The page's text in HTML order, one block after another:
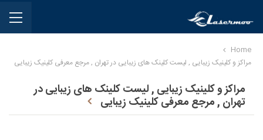
Home
مراکز و کلینیک زیبایی , لیست کلینک های زیبایی در تهران , مرجع معرفی کلینیک زیبایی
مراکز و کلینیک زیبایی , لیست کلینک های زیبایی در
تهران , مرجع معرفی کلینیک زیبایی